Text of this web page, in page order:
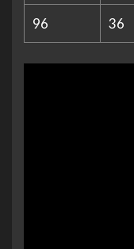
96 36